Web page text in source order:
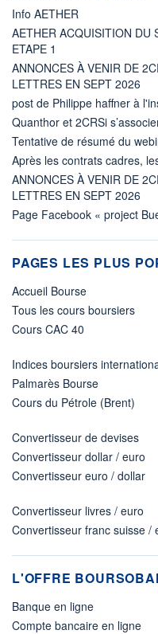
Info AETHER
AETHER ACQUISITION DU
ETAPE 1
ANNONCES À VENIR DE
LETTRES EN SEPT 2026
post de Philippe haffner à
Quanthor et 2CRSi
Tentative de résumé du
Après les contrats cadres,
ANNONCES À VENIR DE
LETTRES EN SEPT 2026
Page Facebook « project
PAGES LES PLUS
Accueil Bourse
Tous les cours boursiers
Cours CAC 40
Indices boursiers
Palmarès Bourse
Cours du Pétrole (Brent)
Convertisseur de devises
Convertisseur dollar / euro
Convertisseur euro / dollar
Convertisseur livres / euro
Convertisseur franc suisse /
L'OFFRE
Banque en ligne
Compte bancaire en ligne